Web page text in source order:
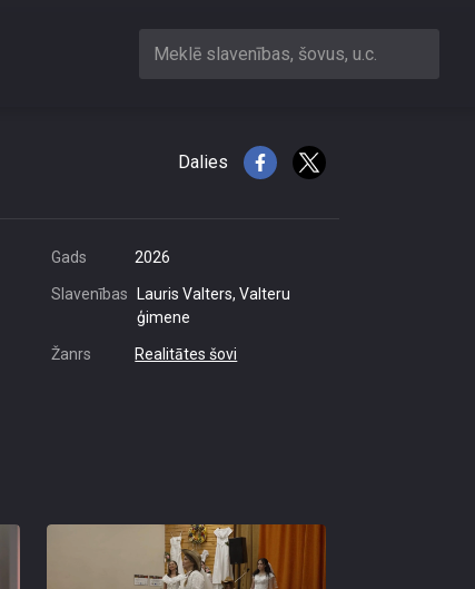
Meklē slavenības, šovus, u.c.
Dalies
Gads 2026
Slavenības
Lauris Valters, Valteru
ģimene
Žanrs Realitātes šovi